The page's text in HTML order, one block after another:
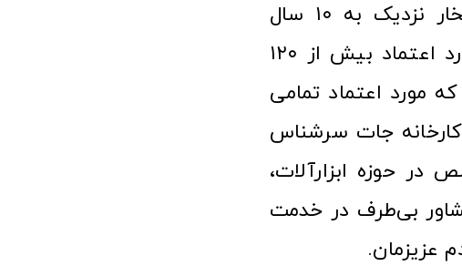
فروشگاه آنلاین ابزار و تجهیزات صنعتی کولیس با افتخار نزدیک به ۱۰ سال
فعالیت در عرصه ابزارآلات و کالاهای صنعتی توانسته مورد اعتماد بیش از ۱۲۰
که مورد اعتماد تمامی
جات سرشناس
حوزه ابزارآلات،
بی‌طرف در خدمت
عزیزمان.